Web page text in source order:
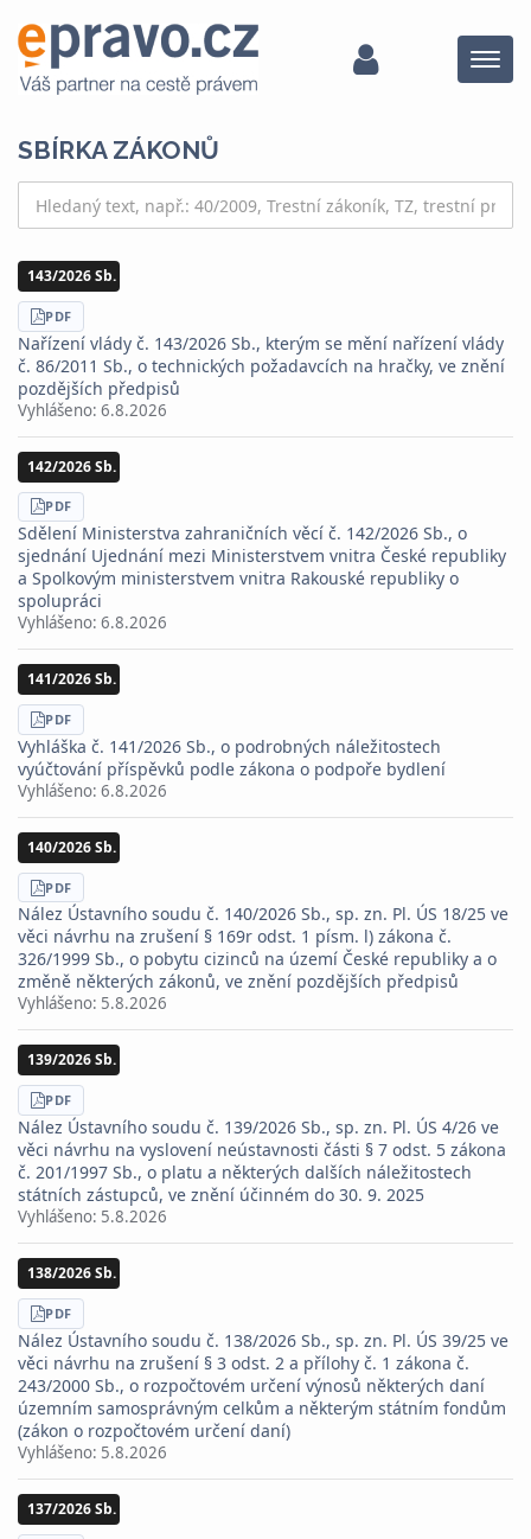
Menu
SBÍRKA ZÁKONŮ
143/2026 Sb.
STÁHNOUT
PDF
Nařízení vlády č. 143/2026 Sb., kterým se mění nařízení vlády
č. 86/2011 Sb., o technických požadavcích na hračky, ve znění
pozdějších předpisů
Vyhlášeno: 6.8.2026
142/2026 Sb.
STÁHNOUT
PDF
Sdělení Ministerstva zahraničních věcí č. 142/2026 Sb., o
sjednání Ujednání mezi Ministerstvem vnitra České republiky
a Spolkovým ministerstvem vnitra Rakouské republiky o
spolupráci
Vyhlášeno: 6.8.2026
141/2026 Sb.
STÁHNOUT
PDF
Vyhláška č. 141/2026 Sb., o podrobných náležitostech
vyúčtování příspěvků podle zákona o podpoře bydlení
Vyhlášeno: 6.8.2026
140/2026 Sb.
STÁHNOUT
PDF
Nález Ústavního soudu č. 140/2026 Sb., sp. zn. Pl. ÚS 18/25 ve
věci návrhu na zrušení § 169r odst. 1 písm. l) zákona č.
326/1999 Sb., o pobytu cizinců na území České republiky a o
změně některých zákonů, ve znění pozdějších předpisů
Vyhlášeno: 5.8.2026
139/2026 Sb.
STÁHNOUT
PDF
Nález Ústavního soudu č. 139/2026 Sb., sp. zn. Pl. ÚS 4/26 ve
věci návrhu na vyslovení neústavnosti části § 7 odst. 5 zákona
č. 201/1997 Sb., o platu a některých dalších náležitostech
státních zástupců, ve znění účinném do 30. 9. 2025
Vyhlášeno: 5.8.2026
138/2026 Sb.
STÁHNOUT
PDF
Nález Ústavního soudu č. 138/2026 Sb., sp. zn. Pl. ÚS 39/25 ve
věci návrhu na zrušení § 3 odst. 2 a přílohy č. 1 zákona č.
243/2000 Sb., o rozpočtovém určení výnosů některých daní
územním samosprávným celkům a některým státním fondům
(zákon o rozpočtovém určení daní)
Vyhlášeno: 5.8.2026
137/2026 Sb.